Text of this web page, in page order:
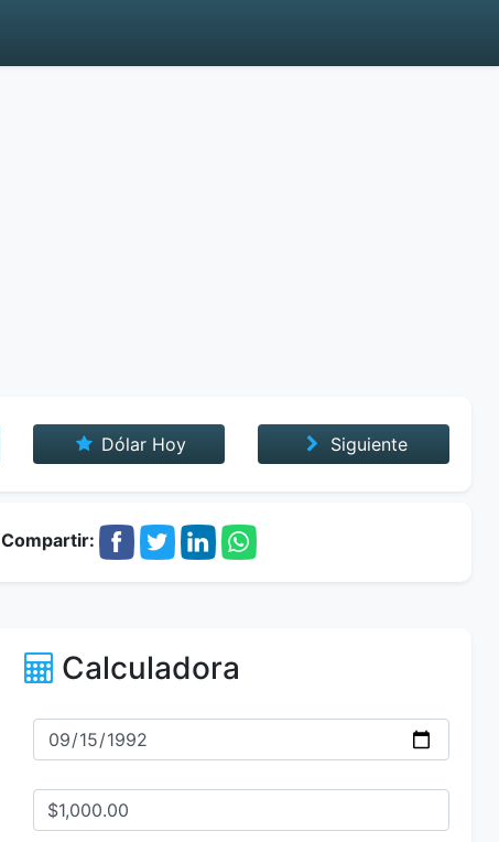
Dólar Hoy Siguiente
Compartir:
Calculadora